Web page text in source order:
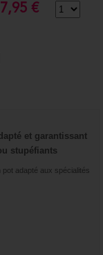
7,95 €
et garantissant
stupéfiants
pot adapté aux spécialités